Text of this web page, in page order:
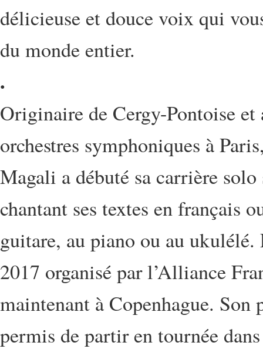
délicieuse et douce voix qui
du monde entier.
.
Originaire de Cergy-Pontoise
orchestres symphoniques à
Magali a débuté sa carrière solo
chantant ses textes en français
guitare, au piano ou au
2017 organisé par l’Alliance
maintenant à Copenhague.
permis de partir en tournée